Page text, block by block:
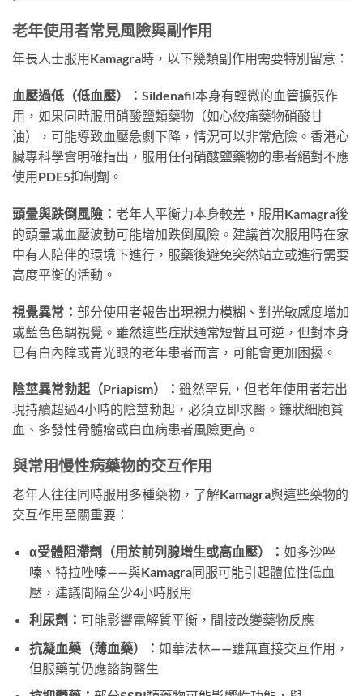
老年使用者常見風險與副作用
年長人士服用Kamagra時，以下幾類副作用需要特別留意：
血壓過低（低血壓）： Sildenafil本身有輕微的血管擴張作
用，如果同時服用硝酸鹽類藥物（如心絞痛藥物硝酸甘
油），可能導致血壓急劇下降，情況可以非常危險。香港心
臟專科學會明確指出，服用任何硝酸鹽藥物的患者絕對不應
使用PDE5抑制劑。
頭暈與跌倒風險： 老年人平衡力本身較差，服用Kamagra後
的頭暈或血壓波動可能增加跌倒風險。建議首次服用時在家
中有人陪伴的環境下進行，服藥後避免突然站立或進行需要
高度平衡的活動。
視覺異常： 部分使用者報告出現視力模糊、對光敏感度增加
或藍色色調視覺。雖然這些症狀通常短暫且可逆，但對本身
已有白內障或青光眼的老年患者而言，可能會更加困擾。
陰莖異常勃起（Priapism）： 雖然罕見，但老年使用者若出
現持續超過4小時的陰莖勃起，必須立即求醫。鐮狀細胞貧
血、多發性骨髓瘤或白血病患者風險更高。
與常用慢性病藥物的交互作用
老年人往往同時服用多種藥物，了解Kamagra與這些藥物的
交互作用至關重要：
α受體阻滯劑（用於前列腺增生或高血壓）： 如多沙唑
嗪、特拉唑嗪——與Kamagra同服可能引起體位性低血
壓，建議間隔至少4小時服用
利尿劑： 可能影響電解質平衡，間接改變藥物反應
抗凝血藥（薄血藥）： 如華法林——雖無直接交互作用，
但服藥前仍應諮詢醫生